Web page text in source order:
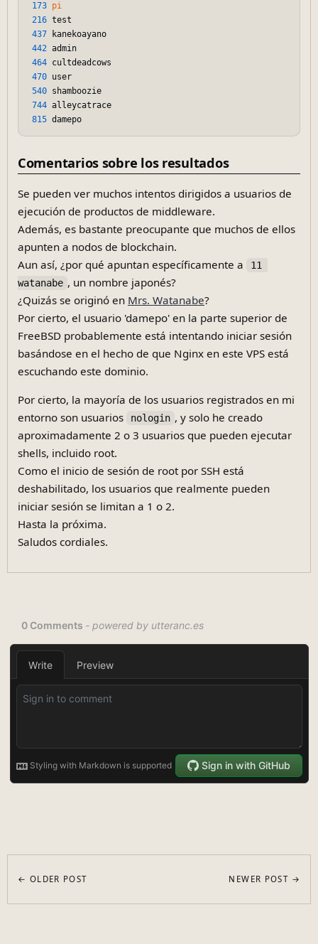
173 pi
216 test
437 kanekoayano
442 admin
464 cultdeadcows
470 user
540 shamboozie
744 alleycatrace
815
Comentarios sobre los resultados
Se pueden ver muchos intentos dirigidos a usuarios de
ejecución de productos de middleware.
Además, es bastante preocupante que muchos de ellos
apunten a nodos de blockchain.
Aun así, ¿por qué apuntan específicamente a
11
watanabe , un nombre japonés?
¿Quizás se originó en Mrs. Watanabe?
Por cierto, el usuario 'damepo' en la parte superior de
FreeBSD probablemente está intentando iniciar sesión
basándose en el hecho de que Nginx en este VPS está
escuchando este dominio.
Por cierto, la mayoría de los usuarios registrados en mi
entorno son usuarios
nologin , y solo he creado
aproximadamente 2 o 3 usuarios que pueden ejecutar
shells, incluido root.
Como el inicio de sesión de root por SSH está
deshabilitado, los usuarios que realmente pueden
iniciar sesión se limitan a 1 o 2.
Hasta la próxima.
Saludos cordiales.
← OLDER POST NEWER POST →